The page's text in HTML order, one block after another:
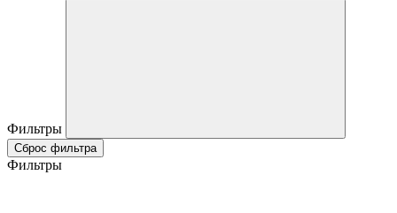
Фильтры
Сброс фильтра
Фильтры